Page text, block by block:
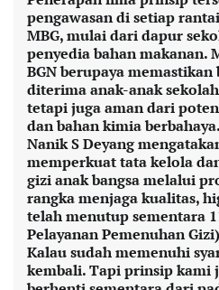
pengawasan di setiap
MBG, mulai dari dapur
penyedia bahan makanan.
BGN berupaya
diterima anak-anak
tetapi juga aman dari
dan bahan kimia
Nanik S Deyang
memperkuat tata kelola
gizi anak bangsa melalui
rangka menjaga kualitas,
telah menutup sementara
Pelayanan Pemenuhan
Kalau sudah memenuhi
kembali. Tapi prinsip kami